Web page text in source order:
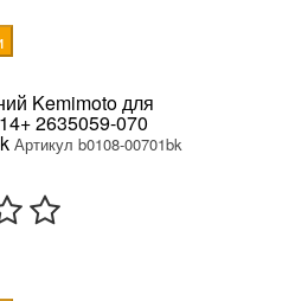
Kemimoto для
2635059-070
Артикул b0108-00701bk